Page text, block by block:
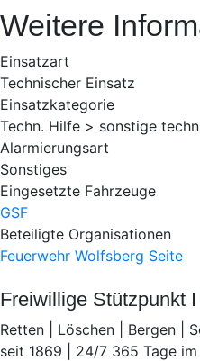
Weitere
Einsatzart
Technischer Einsatz
Einsatzkategorie
Techn. Hilfe > sonstige
Alarmierungsart
Sonstiges
Eingesetzte Fahrzeuge
GSF
Beteiligte Organisationen
Feuerwehr Wolfsberg Seite
Freiwillige Stützpunkt
Retten | Löschen | Bergen |
seit 1869 | 24/7 365 Tage